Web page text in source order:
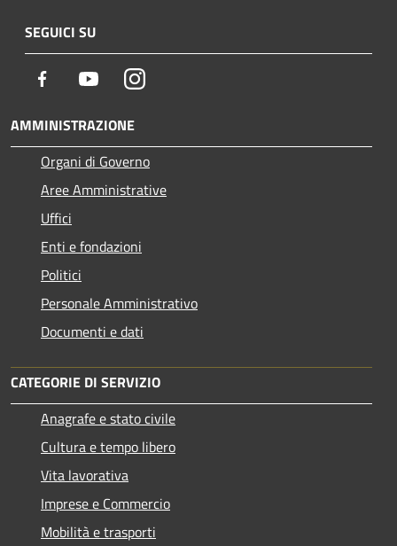
SEGUICI SU
Facebook YoutubeInstagram
AMMINISTRAZIONE
Organi di Governo
Aree Amministrative
Uffici
Enti e fondazioni
Politici
Personale Amministrativo
Documenti e dati
CATEGORIE DI SERVIZIO
Anagrafe e stato civile
Cultura e tempo libero
Vita lavorativa
Imprese e Commercio
Mobilità e trasporti